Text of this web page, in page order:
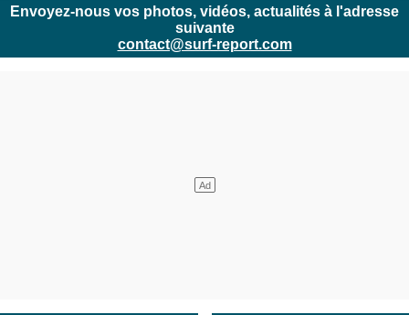
Envoyez-nous vos photos, vidéos, actualités à l'adresse
suivante
contact@surf-report.com